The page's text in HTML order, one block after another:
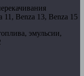
11, Benza 13, Benza 15
эмульсии,